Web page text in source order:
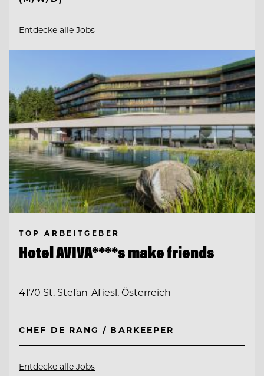
Entdecke alle Jobs
TOP ARBEITGEBER
Hotel AVIVA****s make friends
4170 St. Stefan-Afiesl, Österreich
CHEF DE RANG / BARKEEPER
Entdecke alle Jobs